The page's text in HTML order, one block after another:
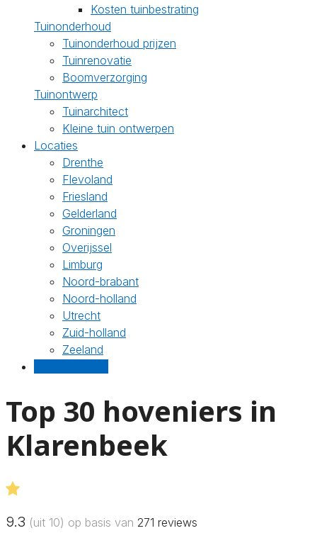
Kosten tuinbestrating
Tuinonderhoud
Tuinonderhoud prijzen
Tuinrenovatie
Boomverzorging
Tuinontwerp
Tuinarchitect
Kleine tuin ontwerpen
Locaties
Drenthe
Flevoland
Friesland
Gelderland
Groningen
Overijssel
Limburg
Noord-brabant
Noord-holland
Utrecht
Zuid-holland
Zeeland
Top 30 hoveniers in
Klarenbeek
9.3 (uit 10) op basis van 271 reviews